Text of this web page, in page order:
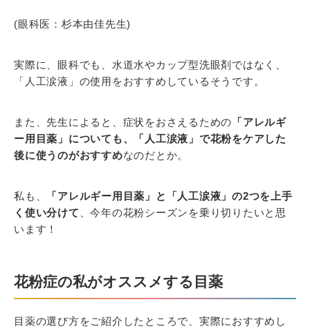
(眼科医：杉本由佳先生)
実際に、眼科でも、水道水やカップ型洗眼剤ではなく、
「人工涙液」の使用をおすすめしているそうです。
また、先生によると、症状をおさえるための 「アレルギ
ー用目薬」についても、「人工涙液」で花粉をケアした
後に使うのがおすすめなのだとか。
私も、
「アレルギー用目薬」と「人工涙液」の2つを上手
く使い分けて 、今年の花粉シーズンを乗り切りたいと思
います！
花粉症の私がオススメする目薬
目薬の選び方をご紹介したところで、実際におすすめし